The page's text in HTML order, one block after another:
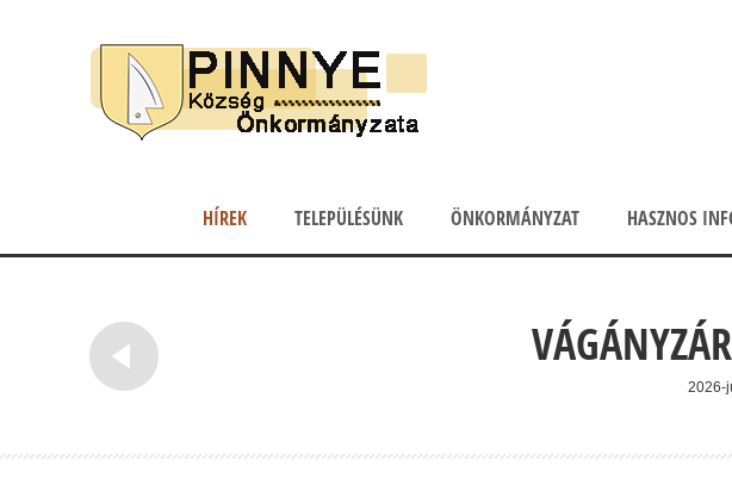
HÍREK TELEPÜLÉSÜNK ÖNKORMÁNYZAT HASZNOS
2026-